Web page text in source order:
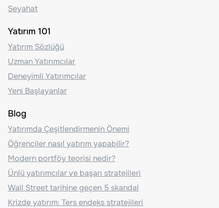
Seyahat
Yatırım 101
Yatırım Sözlüğü
Uzman Yatırımcılar
Deneyimli Yatırımcılar
Yeni Başlayanlar
Blog
Yatırımda Çeşitlendirmenin Önemi
Öğrenciler nasıl yatırım yapabilir?
Modern portföy teorisi nedir?
Ünlü yatırımcılar ve başarı stratejileri
Wall Street tarihine geçen 5 skandal
Krizde yatırım: Ters endeks stratejileri